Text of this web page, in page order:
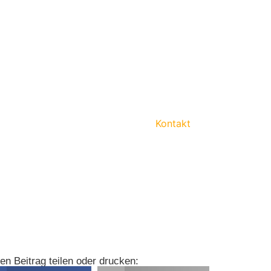
Kontakt
Beitrag teilen oder drucken: